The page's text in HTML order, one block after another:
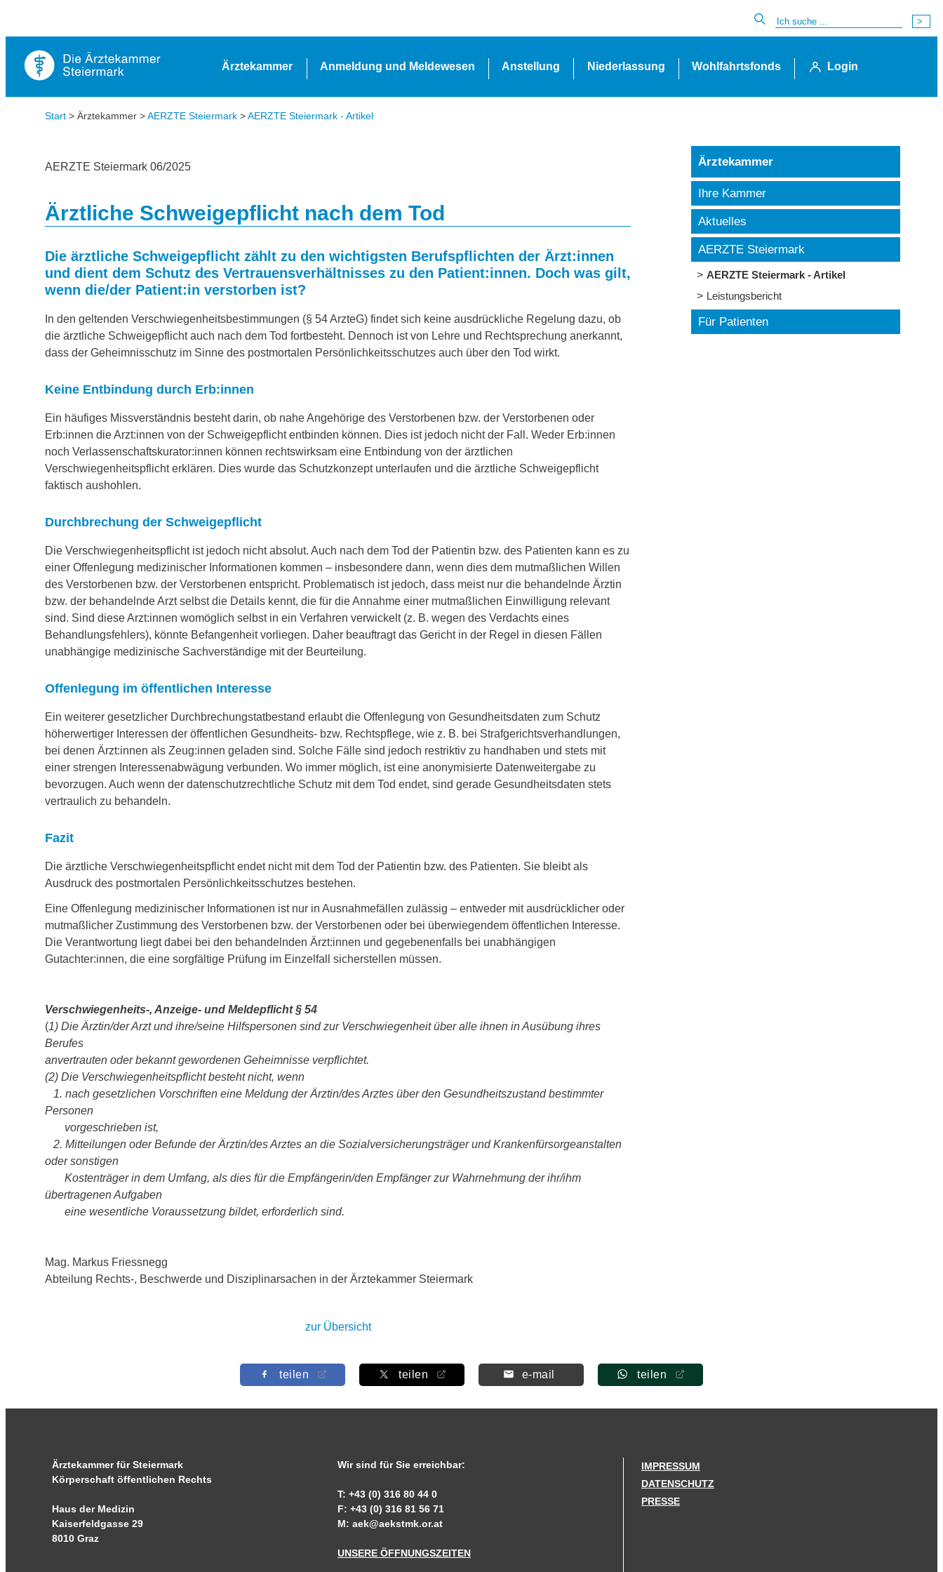
Ärztekammer Anmeldung und Meldewesen Anstellung Niederlassung Wohlfahrtsfonds Login
Start > Ärztekammer >AERZTE Steiermark >AERZTE Steiermark - Artikel
AERZTE Steiermark 06/2025
Ärztliche Schweigepflicht nach dem Tod
Die ärztliche Schweigepflicht zählt zu den wichtigsten Berufspflichten der Ärzt:innen
und dient dem Schutz des Vertrauensverhältnisses zu den Patient:innen. Doch was gilt,
wenn die/der Patient:in verstorben ist?
In den geltenden Verschwiegenheitsbestimmungen (§ 54 ArzteG) findet sich keine ausdrückliche Regelung dazu, ob
die ärztliche Schweigepflicht auch nach dem Tod fortbesteht. Dennoch ist von Lehre und Rechtsprechung anerkannt,
dass der Geheimnisschutz im Sinne des postmortalen Persönlichkeitsschutzes auch über den Tod wirkt.
Keine Entbindung durch Erb:innen
Ein häufiges Missverständnis besteht darin, ob nahe Angehörige des Verstorbenen bzw. der Verstorbenen oder
Erb:innen die Arzt:innen von der Schweigepflicht entbinden können. Dies ist jedoch nicht der Fall. Weder Erb:innen
noch Verlassenschaftskurator:innen können rechtswirksam eine Entbindung von der ärztlichen
Verschwiegenheitspflicht erklären. Dies wurde das Schutzkonzept unterlaufen und die ärztliche Schweigepflicht
faktisch aushohlen.
Durchbrechung der Schweigepflicht
Die Verschwiegenheitspflicht ist jedoch nicht absolut. Auch nach dem Tod der Patientin bzw. des Patienten kann es zu
einer Offenlegung medizinischer Informationen kommen – insbesondere dann, wenn dies dem mutmaßlichen Willen
des Verstorbenen bzw. der Verstorbenen entspricht. Problematisch ist jedoch, dass meist nur die behandelnde Ärztin
bzw. der behandelnde Arzt selbst die Details kennt, die für die Annahme einer mutmaßlichen Einwilligung relevant
sind. Sind diese Arzt:innen womöglich selbst in ein Verfahren verwickelt (z. B. wegen des Verdachts eines
Behandlungsfehlers), könnte Befangenheit vorliegen. Daher beauftragt das Gericht in der Regel in diesen Fällen
unabhängige medizinische Sachverständige mit der Beurteilung.
Offenlegung im öffentlichen Interesse
Ein weiterer gesetzlicher Durchbrechungstatbestand erlaubt die Offenlegung von Gesundheitsdaten zum Schutz
höherwertiger Interessen der öffentlichen Gesundheits- bzw. Rechtspflege, wie z. B. bei Strafgerichtsverhandlungen,
bei denen Ärzt:innen als Zeug:innen geladen sind. Solche Fälle sind jedoch restriktiv zu handhaben und stets mit
einer strengen Interessenabwägung verbunden. Wo immer möglich, ist eine anonymisierte Datenweitergabe zu
bevorzugen. Auch wenn der datenschutzrechtliche Schutz mit dem Tod endet, sind gerade Gesundheitsdaten stets
vertraulich zu behandeln.
Fazit
Die ärztliche Verschwiegenheitspflicht endet nicht mit dem Tod der Patientin bzw. des Patienten. Sie bleibt als
Ausdruck des postmortalen Persönlichkeitsschutzes bestehen.
Eine Offenlegung medizinischer Informationen ist nur in Ausnahmefällen zulässig – entweder mit ausdrücklicher oder
mutmaßlicher Zustimmung des Verstorbenen bzw. der Verstorbenen oder bei überwiegendem öffentlichen Interesse.
Die Verantwortung liegt dabei bei den behandelnden Ärzt:innen und gegebenenfalls bei unabhängigen
Gutachter:innen, die eine sorgfältige Prüfung im Einzelfall sicherstellen müssen.
Verschwiegenheits-, Anzeige- und Meldepflicht § 54
(1) Die Ärztin/der Arzt und ihre/seine Hilfspersonen sind zur Verschwiegenheit über alle ihnen in Ausübung ihres
Berufes
anvertrauten oder bekannt gewordenen Geheimnisse verpflichtet.
(2) Die Verschwiegenheitspflicht besteht nicht, wenn
1. nach gesetzlichen Vorschriften eine Meldung der Ärztin/des Arztes über den Gesundheitszustand bestimmter
Personen
vorgeschrieben ist,
2. Mitteilungen oder Befunde der Ärztin/des Arztes an die Sozialversicherungsträger und Krankenfürsorgeanstalten
oder sonstigen
Kostenträger in dem Umfang, als dies für die Empfängerin/den Empfänger zur Wahrnehmung der ihr/ihm
übertragenen Aufgaben
eine wesentliche Voraussetzung bildet, erforderlich sind.
Mag. Markus Friessnegg
Abteilung Rechts-, Beschwerde und Disziplinarsachen in der Ärztekammer Steiermark
zur Übersicht
Ärztekammer
Ihre Kammer
Aktuelles
AERZTE Steiermark
AERZTE Steiermark - Artikel
Leistungsbericht
Für Patienten
teilen teilen e-mail teilen
Ärztekammer für Steiermark
Körperschaft öffentlichen Rechts
Haus der Medizin
Kaiserfeldgasse 29
8010 Graz
Wir sind für Sie erreichbar:
T: +43 (0) 316 80 44 0
F: +43 (0) 316 81 56 71
M:aek@aekstmk.or.at
UNSERE ÖFFNUNGSZEITEN
IMPRESSUM
DATENSCHUTZ
PRESSE